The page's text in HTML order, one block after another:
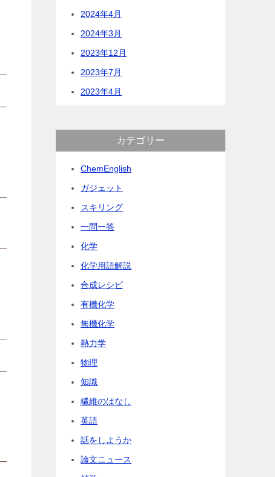
2024年4月
2024年3月
2023年12月
2023年7月
2023年4月
カテゴリー
ChemEnglish
ガジェット
スキリング
一問一答
化学
化学用語解説
合成レシピ
有機化学
無機化学
熱力学
物理
知識
繊維のはなし
英語
話をしようか
論文ニュース